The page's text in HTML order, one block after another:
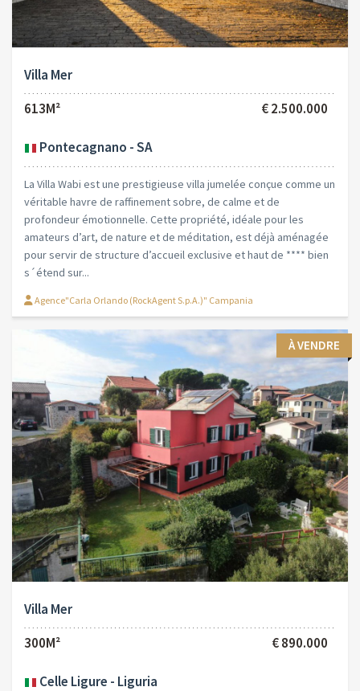
Villa Mer
613M²
€ 2.500.000
Pontecagnano - SA
La Villa Wabi est une prestigieuse villa jumelée conçue comme un
véritable havre de raffinement sobre, de calme et de
profondeur émotionnelle. Cette propriété, idéale pour les
amateurs d’art, de nature et de méditation, est déjà aménagée
pour servir de structure d’accueil exclusive et haut de **** bien
s´étend sur...
Agence"Carla Orlando (RockAgent S.p.A.)" Campania
À VENDRE
Villa Mer
300M²
€ 890.000
Celle Ligure - Liguria